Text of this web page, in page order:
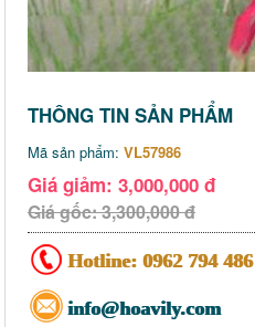
THÔNG TIN SẢN PHẨM
Mã sản phẩm: VL57986
Giá giảm: 3,000,000 đ
Giá gốc: 3,300,000 đ
Hotline: 0962 794 486
info@hoavily.com